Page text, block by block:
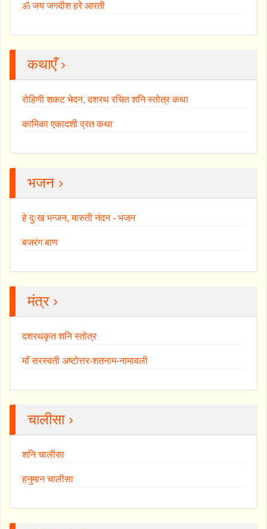
ॐ जय जगदीश हरे आरती
कथाएँ ›
रोहिणी शकट भेदन, दशरथ रचित शनि स्तोत्र कथा
कामिका एकादशी व्रत कथा
भजन ›
हे दुःख भन्जन, मारुती नंदन - भजन
बजरंग बाण
मंत्र ›
दशरथकृत शनि स्तोत्र
माँ सरस्वती अष्टोत्तर-शतनाम-नामावली
चालीसा ›
शनि चालीसा
हनुमान चालीसा